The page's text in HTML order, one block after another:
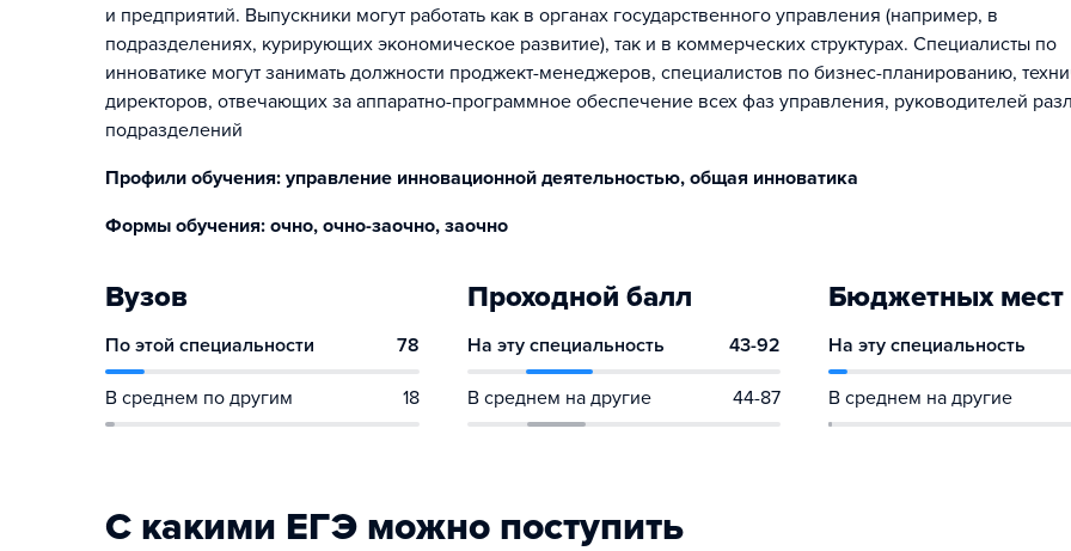
и предприятий. Выпускники могут работать как в органах государственного управления (например, в
подразделениях, курирующих экономическое развитие), так и в коммерческих структурах. Специалисты по
инноватике могут занимать должности проджект-менеджеров, специалистов по бизнес-планированию,
директоров, отвечающих за аппаратно-программное обеспечение всех фаз управления, руководителей
подразделений
Профили обучения: управление инновационной деятельностью, общая инноватика
Формы обучения: очно, очно-заочно, заочно
Вузов
По этой специальности 78
В среднем по другим 18
Проходной балл
На эту специальность 43-92
В среднем на другие 44-87
Бюджетных мест
На эту специальность
В среднем на другие
С какими ЕГЭ можно поступить